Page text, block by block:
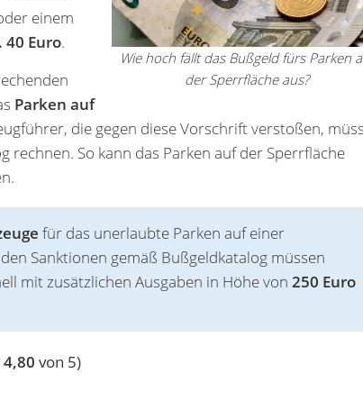
Wie hoch fällt das Bußgeld fürs Parken
der Sperrfläche aus?
einem
Euro.
Parken auf
die gegen diese Vorschrift verstoßen,
rechnen. So kann das Parken auf der Sperrfläche
für das unerlaubte Parken auf einer
Sanktionen gemäß Bußgeldkatalog müssen
mit zusätzlichen Ausgaben in Höhe von 250 Euro
4,80 von 5)